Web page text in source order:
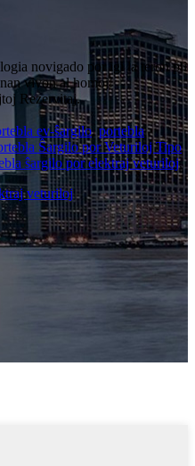
novigado por igi la teron pli
vivon al homoj!
Rezervitaj.
ev-ŝargilo,portebla
Ŝargilo por Veturiloj Tipo
ŝargilo por elektraj veturiloj,
veturiloj